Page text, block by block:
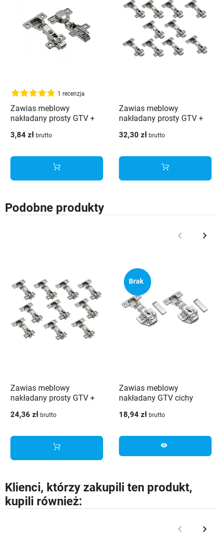
1 recenzja
Zawias meblowy
nakładany prosty GTV +
3,84 zł brutto
Zawias meblowy
nakładany prosty GTV +
32,30 zł brutto
Podobne produkty
Poprzedni
keyboard_arrow_left keyboard_arrow_right
Zawias meblowy
nakładany prosty GTV +
24,36 zł brutto
Brak
Zawias meblowy
nakładany GTV cichy
z prowadnikiem - 2 szt.
18,94 zł brutto
visibility
Klienci, którzy zakupili ten produkt,
kupili również:
Poprzedni
keyboard_arrow_left keyboard_arrow_right